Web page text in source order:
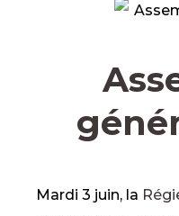
Mardi 3 juin, la